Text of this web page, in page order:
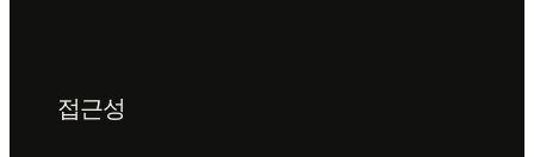
접근성